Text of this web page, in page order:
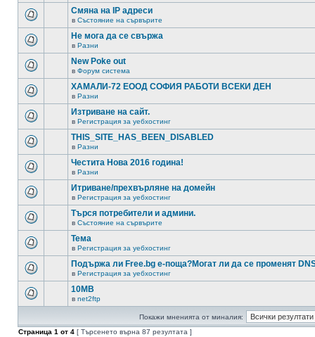
Смяна на IP адреси
в Състояние на сървърите
Не мога да се свържа
в Разни
New Poke out
в Форум система
ХАМАЛИ-72 ЕООД СОФИЯ РАБОТИ ВСЕКИ ДЕН
в Разни
Изтриване на сайт.
в Регистрация за уебхостинг
THIS_SITE_HAS_BEEN_DISABLED
в Разни
Честита Нова 2016 година!
в Разни
Итриване/прехвърляне на домейн
в Регистрация за уебхостинг
Търся потребители и админи.
в Състояние на сървърите
Тема
в Регистрация за уебхостинг
Подържа ли Free.bg е-поща?Могат ли да се променят
в Регистрация за уебхостинг
10MB
в net2ftp
Покажи мненията от миналия:
Страница 1 от 4 [ Търсенето върна 87 резултата ]